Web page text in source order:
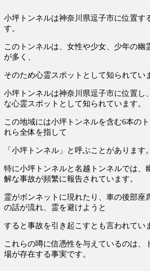
小坪トンネルは神奈川県逗子市に位置す
す。
このトンネルは、 女性や少女、少年の幽
が多く、
そのため心霊スポットとして知られてい
小坪トンネルは神奈川県逗子市に位置し
な心霊スポットとして知られています。
この地域には小坪トンネルを含む6本の
れら全体を指して
「小坪トンネル」と呼ぶことがあります。
特に小坪トンネルと名越トンネルでは、
解な事故が頻繁に報告されています。
霊がボンネットに現れたり、車の後部座
の話が流れ、霊を避けようと
すると事故を引き起こすとも言われてい
これらの噂に信憑性を与えているのは、
場が存在する事実です。